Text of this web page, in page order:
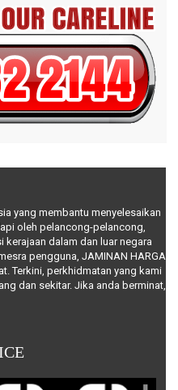
yang membantu menyelesaikan
oleh pelancong-pelancong,
dalam dan luar negara
pengguna, JAMINAN HARGA
Terkini, perkhidmatan yang kami
dan sekitar. Jika anda berminat,